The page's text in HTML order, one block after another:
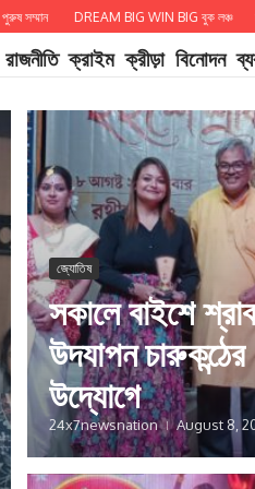
DREAM BIG WIN BIG বুক লঞ্চ চারুকন্ঠ
রাজনীতি ক্রাইম ক্রীড়া বিনোদন
জ্যোতিষ
সকালে বাইশে
উদযাপন চারুকন্ঠের
উদ্যোগে
24x7newsnation August 8,